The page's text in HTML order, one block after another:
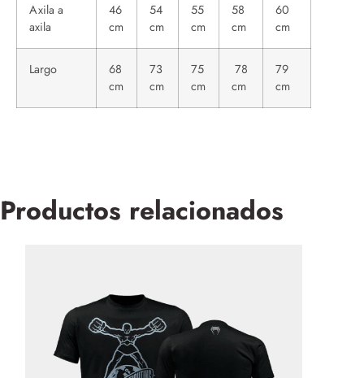
Axila a
axila
46
cm
54
cm
55
cm
58
cm
60
cm
Largo
68
cm
73
cm
75
cm
78
cm
79
cm
Productos relacionados